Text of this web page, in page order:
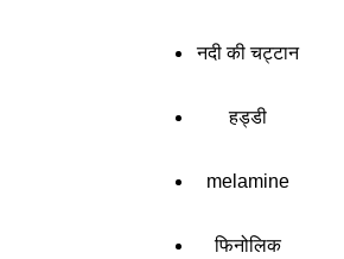
नदी की चट्टान
हड्डी
melamine
फिनोलिक